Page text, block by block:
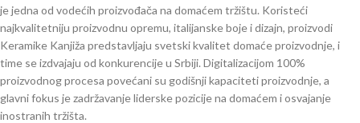
je jedna od vodećih proizvođača na domaćem tržištu. Koristeći
najkvalitetniju proizvodnu opremu, italijanske boje i dizajn, proizvodi
Keramike Kanjiža predstavljaju svetski kvalitet domaće proizvodnje, i
time se izdvajaju od konkurencije u Srbiji. Digitalizacijom 100%
proizvodnog procesa povećani su godišnji kapaciteti proizvodnje, a
glavni fokus je zadržavanje liderske pozicije na domaćem i osvajanje
inostranih tržišta.